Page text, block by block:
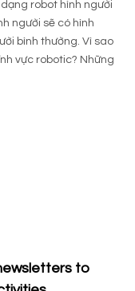
robot hình người
người sẽ có hình
bình thường. Vì sao
vực robotic? Những
to